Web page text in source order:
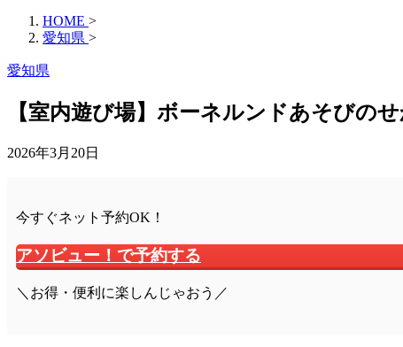
HOME >
愛知県 >
愛知県
【室内遊び場】ボーネルンドあそびの
2026年3月20日
今すぐネット予約OK！
アソビュー！で予約する
＼お得・便利に楽しんじゃおう／